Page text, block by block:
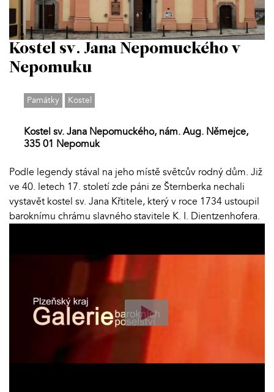
Kostel sv. Jana Nepomuckého v
Nepomuku
Památky Kostel
Kostel sv. Jana Nepomuckého, nám. Aug. Němejce,
335 01 Nepomuk
Podle legendy stával na jeho místě světcův rodný dům. Již
ve 40. letech 17. století zde páni ze Šternberka nechali
vystavět kostel sv. Jana Křtitele, který v roce 1734 ustoupil
baroknímu chrámu slavného stavitele K. I. Dientzenhofera.